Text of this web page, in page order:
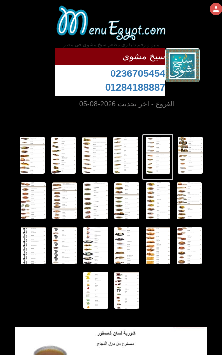
منيو و رقم دليفرى مطعم سيخ مشوي فى مصر
سيخ مشوي
0236705454
01284188887
الفروع - اخر تحديث 2026-08-05